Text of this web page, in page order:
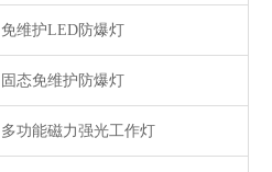
免维护LED防爆灯
固态免维护防爆灯
多功能磁力强光工作灯